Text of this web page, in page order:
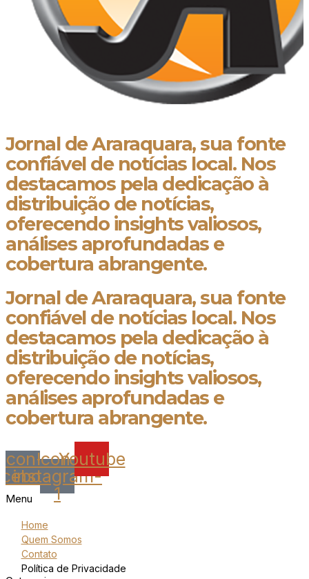
Jornal de Araraquara, sua fonte
confiável de notícias local. Nos
destacamos pela dedicação à
distribuição de notícias,
oferecendo insights valiosos,
análises aprofundadas e
cobertura abrangente.
Jornal de Araraquara, sua fonte
confiável de notícias local. Nos
destacamos pela dedicação à
distribuição de notícias,
oferecendo insights valiosos,
análises aprofundadas e
cobertura abrangente.
Icon-Icon-
instagram-
1
Youtube
Menu
Home
Quem Somos
Contato
Política de Privacidade